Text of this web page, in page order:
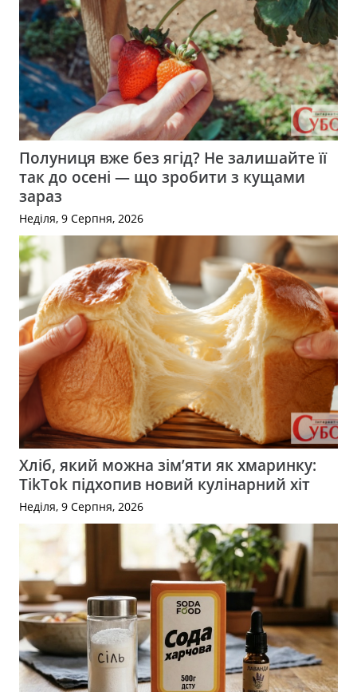
Полуниця вже без ягід? Не залишайте її
так до осені — що зробити з кущами
зараз
Неділя, 9 Серпня, 2026
Хліб, який можна зім’яти як хмаринку:
TikTok підхопив новий кулінарний хіт
Неділя, 9 Серпня, 2026